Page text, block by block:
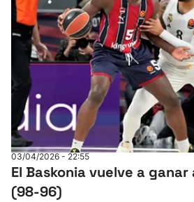
03/04/2026 - 22:55
El Baskonia vuelve a
(98-96)